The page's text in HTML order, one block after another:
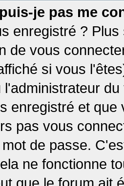
je pas me
enregistré ?
de vous
si vous
enregistré et
pas vous
de passe.
ne fonctionne